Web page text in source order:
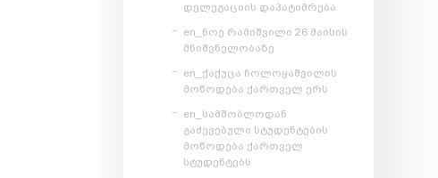
დელეგაციის დაპატიმრება
en_ნოე რამიშვილი 26 მაისის
მნიშვნელობაზე
en_ქაქუცა ჩოლოყაშვილის
მოწოდება ქართველ ერს
en_სამშობლოდან
გაძევებული სტუდენტების
მოწოდება ქართველ
სტუდენტებს